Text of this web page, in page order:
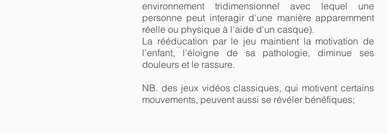
environnement tridimensionnel avec lequel une
personne peut interagir d'une manière apparemment
réelle ou physique à l'aide d'un casque).
La rééducation par le jeu maintient la motivation de
l’enfant, l’éloigne de sa pathologie, diminue ses
douleurs et le rassure.
NB. des jeux vidéos classiques, qui motivent certains
mouvements, peuvent aussi se révéler bénéfiques;